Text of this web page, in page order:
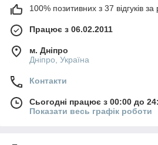
100% позитивних з 37 відгуків за
Працює з 06.02.2011
м. Дніпро
Дніпро, Україна
Контакти
Сьогодні працює з 00:00 до
Показати весь графік роботи